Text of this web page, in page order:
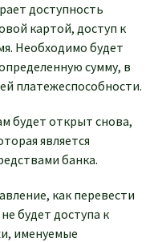
доступность
картой, доступ к
Необходимо будет
сумму, в
платежеспособности.
будет открыт снова,
является
банка.
как перевести
будет доступа к
именуемые